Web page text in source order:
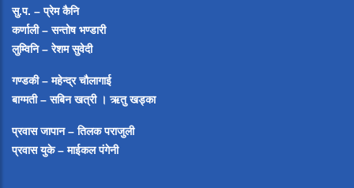
सु.प. – प्रेम कैनि
कर्णाली – सन्तोष भण्डारी
लुम्विनि – रेशम सुवेदी
गण्डकी – महेन्द्र चौलागाई
बाग्मती – सबिन खत्री ।ऋतु खड्का
प्रवास जापान – तिलक पराजुली
प्रवास युके – माईकल पंगेनी